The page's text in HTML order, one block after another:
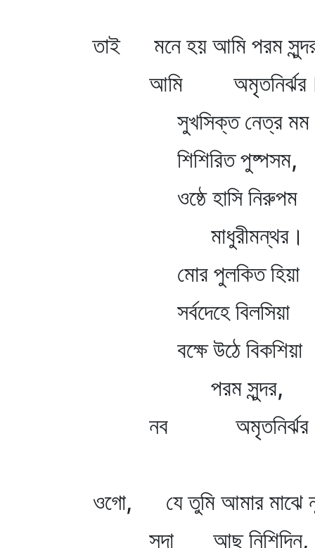
তাই মনে হয় আমি পরম
আমি
সুখসিক্ত নেত্র মম
শিশিরিত পুষ্পসম,
ওষ্ঠে হাসি নিরুপম
মাধুরীমন্থর।
মোর পুলকিত হিয়া
সর্বদেহে বিলসিয়া
বক্ষে উঠে বিকশিয়া
পরম সুন্দর,
নব
ওগো, যে তুমি আমার মাঝে
সদা আছ নিশিদিন,